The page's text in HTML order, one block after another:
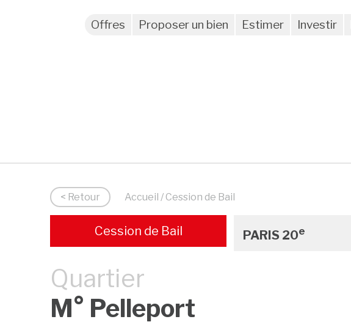
Offres Proposer un bien Estimer Investir
< Retour Accueil / Cession de Bail
Cession de Bail PARIS 20e
Quartier
M° Pelleport